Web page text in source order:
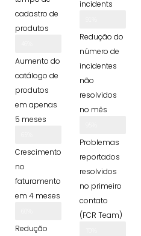
cadastro de
produtos
Aumento do
catálogo de
produtos
em apenas
5 meses
Crescimento
no
faturamento
em 4 meses
Redução
incidents
Redução do
número de
incidentes
não
resolvidos
no mês
Problemas
reportados
resolvidos
no primeiro
contato
(FCR Team)